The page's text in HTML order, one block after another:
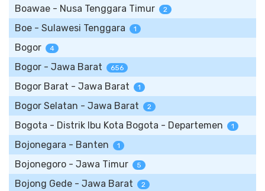
Boawae - Nusa Tenggara Timur 2
Boe - Sulawesi Tenggara 1
Bogor 4
Bogor - Jawa Barat 656
Bogor Barat - Jawa Barat 1
Bogor Selatan - Jawa Barat 2
Bogota - Distrik Ibu Kota Bogota - Departemen 1
Bojonegara - Banten 1
Bojonegoro - Jawa Timur 5
Bojong Gede - Jawa Barat 2